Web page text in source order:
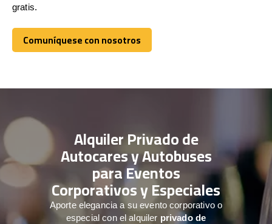
gratis.
Comuníquese con nosotros
Comuníquese con nosotros
Alquiler Privado de
Autocares y Autobuses
para Eventos
Corporativos y Especiales
Aporte elegancia a su evento corporativo o
especial con el alquiler privado de